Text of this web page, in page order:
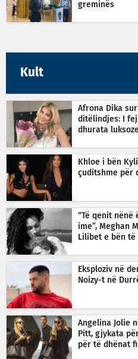
greminës
Kult
Afrona Dika
ditëlindjes: I
dhurata
Khloe i bën
çuditshme për
“Të qenit nënë
ime”, Meghan
Lilibet e bën
Eksploziv në
Noizy-t në
Angelina Jolie
Pitt, gjykata
për të dhënat